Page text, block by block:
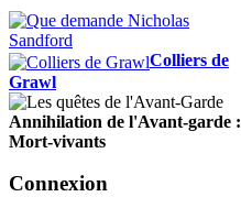
Colliers de
Grawl
Annihilation de l'Avant-garde :
Mort-vivants
Connexion